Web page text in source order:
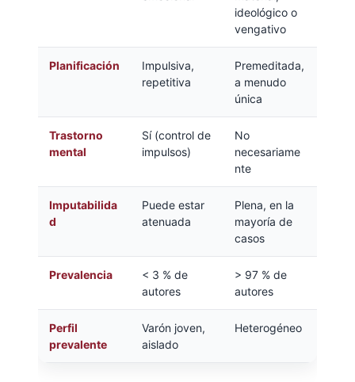
ideológico o
vengativo
Planificación
Impulsiva,
repetitiva
Premeditada,
a menudo
única
Trastorno
mental
Sí (control de
impulsos)
No
necesariame
nte
Imputabilida
d
Puede estar
atenuada
Plena, en la
mayoría de
casos
Prevalencia
< 3 % de
autores
> 97 % de
autores
Perfil
prevalente
Varón joven,
aislado
Heterogéneo